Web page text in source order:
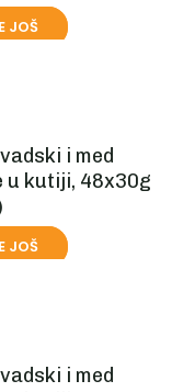
JOŠ
i med
u kutiji, 48x30g
JOŠ
i med